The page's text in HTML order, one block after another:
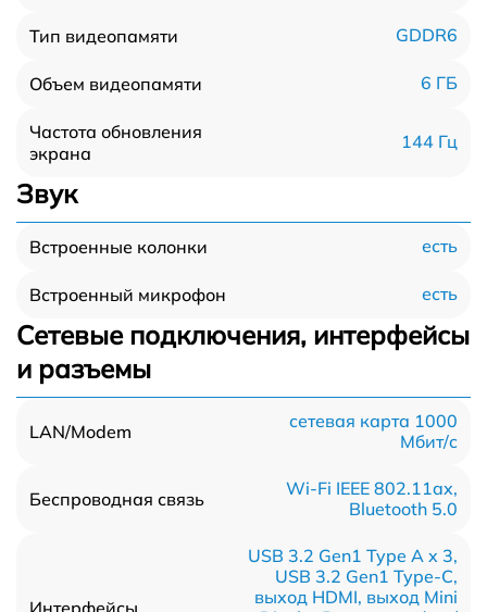
Тип видеопамяти GDDR6
Объем видеопамяти 6 ГБ
Частота обновления
экрана
144 Гц
Звук
Встроенные колонки есть
Встроенный микрофон есть
Сетевые подключения, интерфейсы
и разъемы
LAN/Modem
сетевая карта 1000
Мбит/c
Беспроводная связь
Wi-Fi IEEE 802.11ax,
Bluetooth 5.0
Интерфейсы
USB 3.2 Gen1 Type A x 3,
USB 3.2 Gen1 Type-С,
выход HDMI, выход Mini